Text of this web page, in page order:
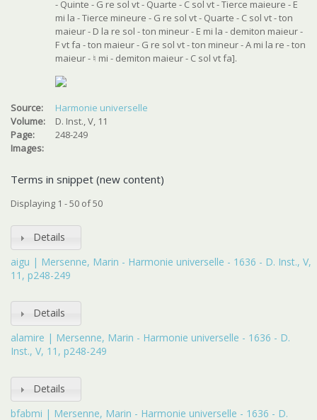
- Quinte - G re sol vt - Quarte - C sol vt - Tierce maieure - E
mi la - Tierce mineure - G re sol vt - Quarte - C sol vt - ton
maieur - D la re sol - ton mineur - E mi la - demiton maieur -
F vt fa - ton maieur - G re sol vt - ton mineur - A mi la re - ton
maieur - ♮ mi - demiton maieur - C sol vt fa].
Source:
Harmonie universelle
Volume:
D. Inst., V, 11
Page:
248-249
Images:
Terms in snippet (new content)
Displaying 1 - 50 of 50
Details
aigu | Mersenne, Marin - Harmonie universelle - 1636 - D. Inst., V,
11, p248-249
Details
alamire | Mersenne, Marin - Harmonie universelle - 1636 - D.
Inst., V, 11, p248-249
Details
bfabmi | Mersenne, Marin - Harmonie universelle - 1636 - D.